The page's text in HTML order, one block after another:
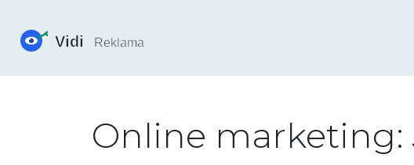
Online marketing: